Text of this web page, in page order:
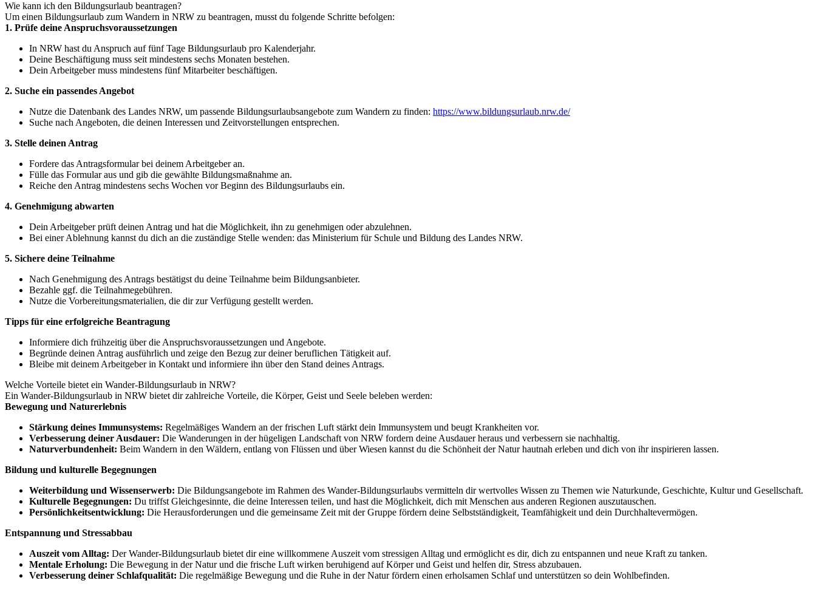
Wie kann ich den Bildungsurlaub beantragen?
Um einen Bildungsurlaub zum Wandern in NRW zu beantragen, musst du folgende Schritte befolgen:
1. Prüfe deine Anspruchsvoraussetzungen
In NRW hast du Anspruch auf fünf Tage Bildungsurlaub pro Kalenderjahr.
Deine Beschäftigung muss seit mindestens sechs Monaten bestehen.
Dein Arbeitgeber muss mindestens fünf Mitarbeiter beschäftigen.
2. Suche ein passendes Angebot
Nutze die Datenbank des Landes NRW, um passende Bildungsurlaubsangebote zum Wandern zu finden: https://www.bildungsurlaub.nrw.de/
Suche nach Angeboten, die deinen Interessen und Zeitvorstellungen entsprechen.
3. Stelle deinen Antrag
Fordere das Antragsformular bei deinem Arbeitgeber an.
Fülle das Formular aus und gib die gewählte Bildungsmaßnahme an.
Reiche den Antrag mindestens sechs Wochen vor Beginn des Bildungsurlaubs ein.
4. Genehmigung abwarten
Dein Arbeitgeber prüft deinen Antrag und hat die Möglichkeit, ihn zu genehmigen oder abzulehnen.
Bei einer Ablehnung kannst du dich an die zuständige Stelle wenden: das Ministerium für Schule und Bildung des Landes NRW.
5. Sichere deine Teilnahme
Nach Genehmigung des Antrags bestätigst du deine Teilnahme beim Bildungsanbieter.
Bezahle ggf. die Teilnahmegebühren.
Nutze die Vorbereitungsmaterialien, die dir zur Verfügung gestellt werden.
Tipps für eine erfolgreiche Beantragung
Informiere dich frühzeitig über die Anspruchsvoraussetzungen und Angebote.
Begründe deinen Antrag ausführlich und zeige den Bezug zur deiner beruflichen Tätigkeit auf.
Bleibe mit deinem Arbeitgeber in Kontakt und informiere ihn über den Stand deines Antrags.
Welche Vorteile bietet ein Wander-Bildungsurlaub in NRW?
Ein Wander-Bildungsurlaub in NRW bietet dir zahlreiche Vorteile, die Körper, Geist und Seele beleben werden:
Bewegung und Naturerlebnis
Stärkung deines Immunsystems: Regelmäßiges Wandern an der frischen Luft stärkt dein Immunsystem und beugt Krankheiten vor.
Verbesserung deiner Ausdauer: Die Wanderungen in der hügeligen Landschaft von NRW fordern deine Ausdauer heraus und verbessern sie nachhaltig.
Naturverbundenheit: Beim Wandern in den Wäldern, entlang von Flüssen und über Wiesen kannst du die Schönheit der Natur hautnah erleben und dich von ihr inspirieren lassen.
Bildung und kulturelle Begegnungen
Weiterbildung und Wissenserwerb: Die Bildungsangebote im Rahmen des Wander-Bildungsurlaubs vermitteln dir wertvolles Wissen zu Themen wie Naturkunde, Geschichte, Kultur und Gesellschaft.
Kulturelle Begegnungen: Du triffst Gleichgesinnte, die deine Interessen teilen, und hast die Möglichkeit, dich mit Menschen aus anderen Regionen auszutauschen.
Persönlichkeitsentwicklung: Die Herausforderungen und die gemeinsame Zeit mit der Gruppe fördern deine Selbstständigkeit, Teamfähigkeit und dein Durchhaltevermögen.
Entspannung und Stressabbau
Auszeit vom Alltag: Der Wander-Bildungsurlaub bietet dir eine willkommene Auszeit vom stressigen Alltag und ermöglicht es dir, dich zu entspannen und neue Kraft zu tanken.
Mentale Erholung: Die Bewegung in der Natur und die frische Luft wirken beruhigend auf Körper und Geist und helfen dir, Stress abzubauen.
Verbesserung deiner Schlafqualität: Die regelmäßige Bewegung und die Ruhe in der Natur fördern einen erholsamen Schlaf und unterstützen so dein Wohlbefinden.